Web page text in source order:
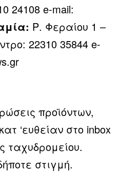
24108 e-mail:
Ρ. Φεραίου 1 –
22310 35844 e-
προϊόντων,
‘ευθείαν στο inbox
ταχυδρομείου.
στιγμή.